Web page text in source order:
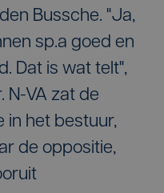
Bussche. "Ja,
sp.a goed en
Dat is wat telt",
N-VA zat de
in het bestuur,
de oppositie,